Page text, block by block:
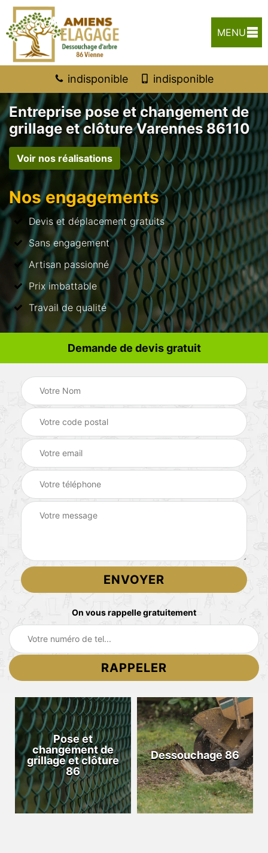
MENU
indisponible indisponible
Entreprise pose et changement de
grillage et clôture Varennes 86110
Voir nos réalisations
Nos engagements
Devis et déplacement gratuits
Sans engagement
Artisan passionné
Prix imbattable
Travail de qualité
Demande de devis gratuit
On vous rappelle gratuitement
Pose et
changement de
grillage et clôture
86
Dessouchage 86